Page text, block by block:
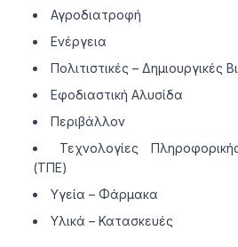
Αγροδιατροφή
Ενέργεια
Πολιτιστικές – Δημιουργικές
Εφοδιαστική Αλυσίδα
Περιβάλλον
Τεχνολογίες
(ΤΠΕ)
Υγεία – Φάρμακα
Υλικά – Κατασκευές